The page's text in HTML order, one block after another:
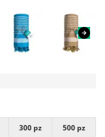
300 pz
500 pz